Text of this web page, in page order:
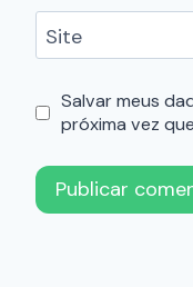
Site
Salvar meus
próxima vez